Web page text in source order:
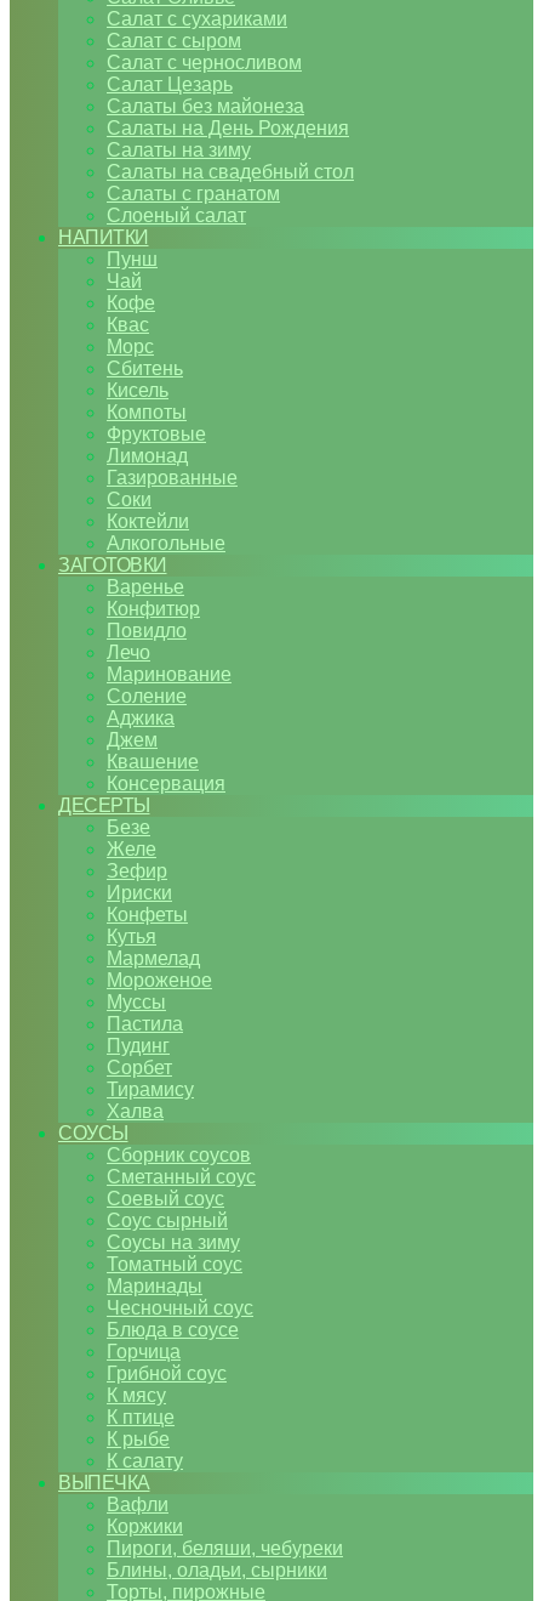
Салат с сухариками
Салат с сыром
Салат с черносливом
Салат Цезарь
Салаты без майонеза
Салаты на День Рождения
Салаты на зиму
Салаты на свадебный стол
Салаты с гранатом
Слоеный салат
НАПИТКИ
Пунш
Чай
Кофе
Квас
Морс
Сбитень
Кисель
Компоты
Фруктовые
Лимонад
Газированные
Соки
Коктейли
Алкогольные
ЗАГОТОВКИ
Варенье
Конфитюр
Повидло
Лечо
Маринование
Соление
Аджика
Джем
Квашение
Консервация
ДЕСЕРТЫ
Безе
Желе
Зефир
Ириски
Конфеты
Кутья
Мармелад
Мороженое
Муссы
Пастила
Пудинг
Сорбет
Тирамису
Халва
СОУСЫ
Сборник соусов
Сметанный соус
Соевый соус
Соус сырный
Соусы на зиму
Томатный соус
Маринады
Чесночный соус
Блюда в соусе
Горчица
Грибной соус
К мясу
К птице
К рыбе
К салату
ВЫПЕЧКА
Вафли
Коржики
Пироги, беляши, чебуреки
Блины, оладьи, сырники
Торты, пирожные